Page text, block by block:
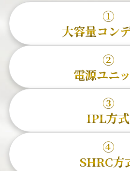
①
大容量コン
②
電源ユニ
③
IPL方式
④
SHRC方